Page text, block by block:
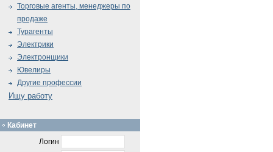
Торговые агенты, менеджеры по
продаже
Турагенты
Электрики
Электронщики
Ювелиры
Другие профессии
Ищу работу
Кабинет
Логин